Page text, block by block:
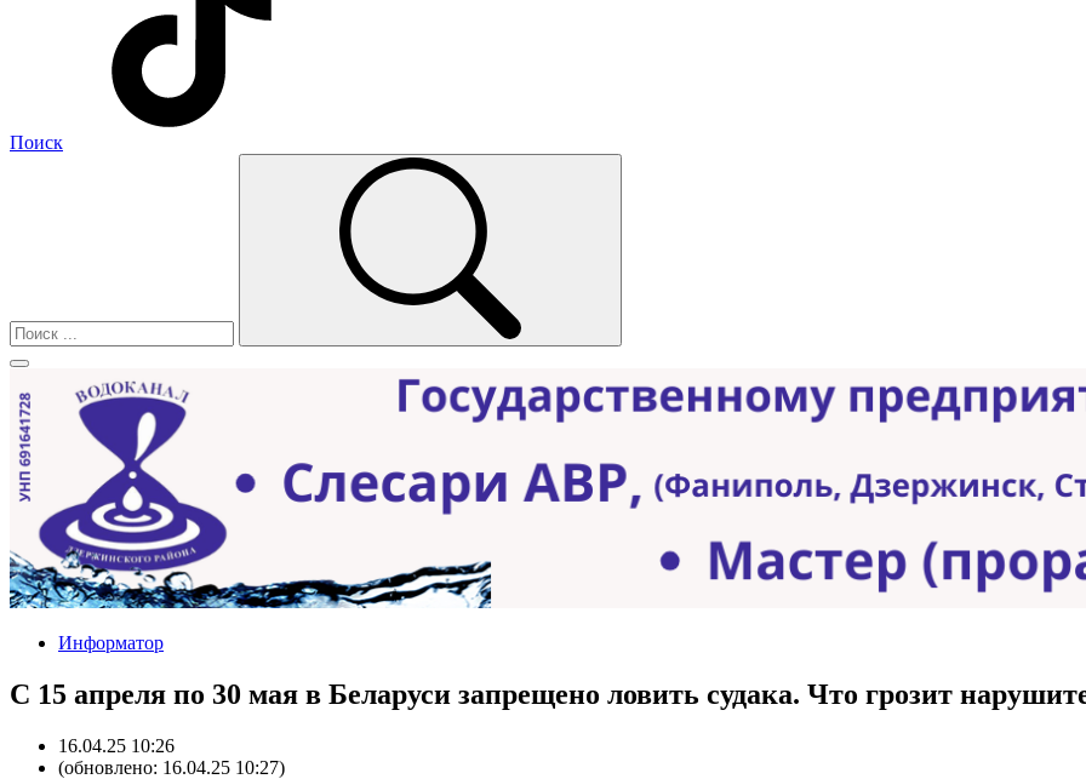
Поиск
Информатор
С 15 апреля по 30 мая в Беларуси запрещено ловить судака. Что грозит
16.04.25 10:26
(обновлено: 16.04.25 10:27)